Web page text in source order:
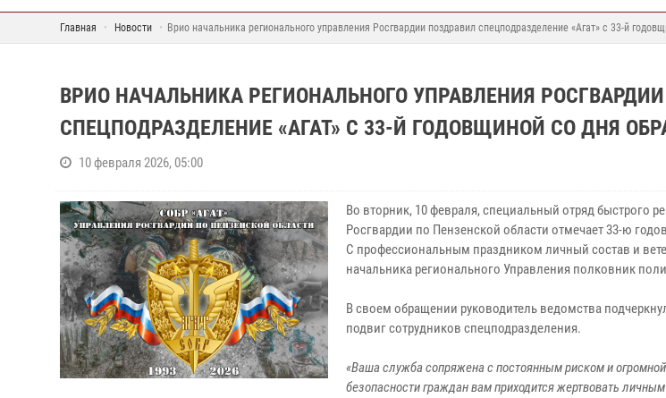
Главная Новости Врио начальника регионального управления Росгвардии поздравил спецподразделение «Агат» с 33-й
ВРИО НАЧАЛЬНИКА РЕГИОНАЛЬНОГО УПРАВЛЕНИЯ
СПЕЦПОДРАЗДЕЛЕНИЕ «АГАТ» С 33-Й ГОДОВЩИНОЙ СО ДНЯ
10 февраля 2026, 05:00
Во вторник, 10 февраля, специальный отряд быстрого
Росгвардии по Пензенской области отмечает 33-ю
С профессиональным праздником личный состав и
начальника регионального Управления полковник
В своем обращении руководитель ведомства
подвиг сотрудников спецподразделения.
«Ваша служба сопряжена с постоянным риском и
безопасности граждан вам приходится жертвовать